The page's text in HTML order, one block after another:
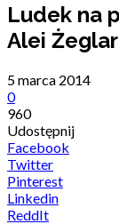
Ludek na
Alei
5 marca 2014
0
960
Udostępnij
Facebook
Twitter
Pinterest
Linkedin
ReddIt